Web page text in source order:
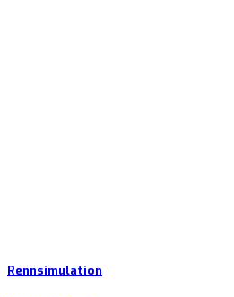
Rennsimulation